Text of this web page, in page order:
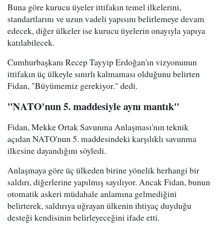
Buna göre kurucu üyeler ittifakın temel ilkelerini,
standartlarını ve uzun vadeli yapısını belirlemeye devam
edecek, diğer ülkeler ise kurucu üyelerin onayıyla yapıya
katılabilecek.
Cumhurbaşkanı Recep Tayyip Erdoğan'ın vizyonunun
ittifakın üç ülkeyle sınırlı kalmaması olduğunu belirten
Fidan, "Büyümemiz gerekiyor." dedi.
"NATO'nun 5. maddesiyle aynı mantık"
Fidan, Mekke Ortak Savunma Anlaşması'nın teknik
açıdan NATO'nun 5. maddesindeki karşılıklı savunma
ilkesine dayandığını söyledi.
Anlaşmaya göre üç ülkeden birine yönelik herhangi bir
saldırı, diğerlerine yapılmış sayılıyor. Ancak Fidan, bunun
otomatik askeri müdahale anlamına gelmediğini
belirterek, saldırıya uğrayan ülkenin ihtiyaç duyduğu
desteği kendisinin belirleyeceğini ifade etti.